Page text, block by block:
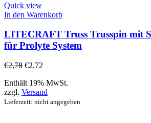
Quick view
In den Warenkorb
LITECRAFT Truss Trusspin mit
für Prolyte System
€2,78 €2,72
Enthält 19% MwSt.
zzgl. Versand
Lieferzeit: nicht angegeben